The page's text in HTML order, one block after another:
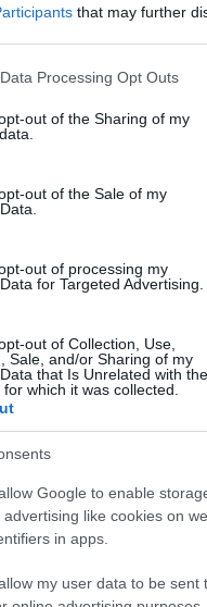
that may further
this website/app uses one
visit or usage behaviour.
to Google and its
below specified purposes
Processing Opt Outs
out of the Sharing of my
out of the Sale of my
out of processing my
for Targeted Advertising.
out of Collection, Use,
Sale, and/or Sharing of my
that Is Unrelated with the
which it was collected.
Google to enable
advertising like cookies on
in apps.
my user data to be sent
esztétika és
filmterjesztő
folyóirat szerkesztője.
meg. - forrás:
díszlettervező, szcenikus,
mellett Pálfi György A hal
díjat kapott -
díszlet- és
beszélgetés további
építész, 1996-tól 2001-ig
folyóiratok szerkesztője.
a Molnár Farkas
a Szentföldig című
DLA kurzusának
témája. Moderátor:
Budapest, VII.